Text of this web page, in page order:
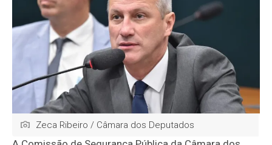
Zeca Ribeiro / Câmara dos Deputados